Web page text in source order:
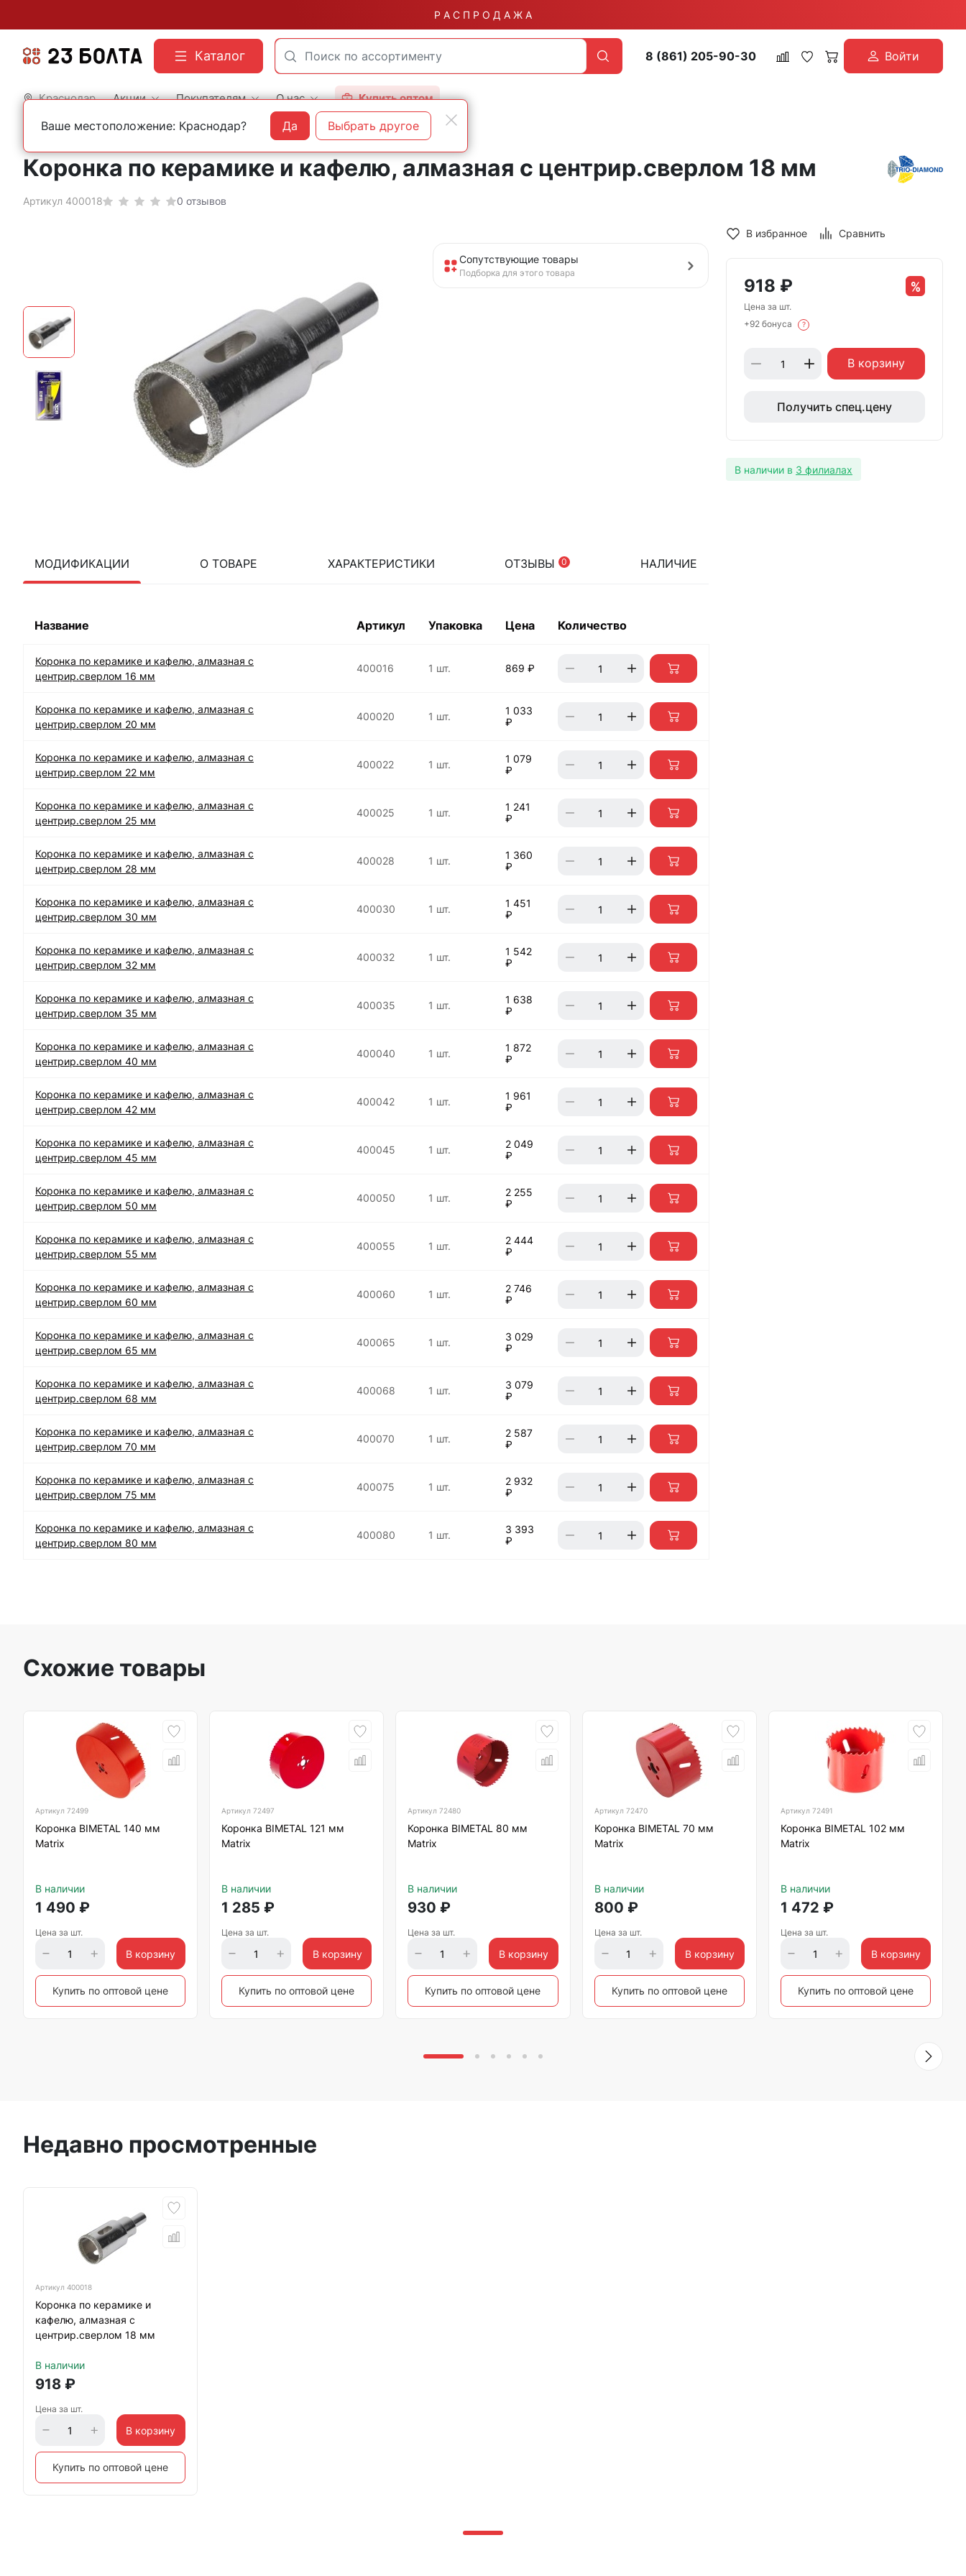
Р А С П Р О Д А Ж А
Каталог 8 (861) 205-90-30 Войти
Краснодар Акции Покупателям О нас Купить оптом
Главная Оснастка Коронки для дрели
Коронка по керамике и кафелю, алмазная с центрир.сверлом 18 мм
Артикул 400018 0 отзывов
Сопутствующие товары
Подборка для этого товара
МОДИФИКАЦИИ О ТОВАРЕ ХАРАКТЕРИСТИКИ ОТЗЫВЫ 0 НАЛИЧИЕ
Название Артикул Упаковка Цена Количество
Коронка по керамике и кафелю, алмазная с
центрир.сверлом 16 мм
400016 1 шт. 869 ₽
Коронка по керамике и кафелю, алмазная с
центрир.сверлом 20 мм
400020 1 шт.
1 033
₽
Коронка по керамике и кафелю, алмазная с
центрир.сверлом 22 мм
400022 1 шт.
1 079
₽
Коронка по керамике и кафелю, алмазная с
центрир.сверлом 25 мм
400025 1 шт.
1 241
₽
Коронка по керамике и кафелю, алмазная с
центрир.сверлом 28 мм
400028 1 шт.
1 360
₽
Коронка по керамике и кафелю, алмазная с
центрир.сверлом 30 мм
400030 1 шт.
1 451
₽
Коронка по керамике и кафелю, алмазная с
центрир.сверлом 32 мм
400032 1 шт.
1 542
₽
Коронка по керамике и кафелю, алмазная с
центрир.сверлом 35 мм
400035 1 шт.
1 638
₽
Коронка по керамике и кафелю, алмазная с
центрир.сверлом 40 мм
400040 1 шт.
1 872
₽
Коронка по керамике и кафелю, алмазная с
центрир.сверлом 42 мм
400042 1 шт.
1 961
₽
Коронка по керамике и кафелю, алмазная с
центрир.сверлом 45 мм
400045 1 шт.
2 049
₽
Коронка по керамике и кафелю, алмазная с
центрир.сверлом 50 мм
400050 1 шт.
2 255
₽
Коронка по керамике и кафелю, алмазная с
центрир.сверлом 55 мм
400055 1 шт.
2 444
₽
Коронка по керамике и кафелю, алмазная с
центрир.сверлом 60 мм
400060 1 шт.
2 746
₽
Коронка по керамике и кафелю, алмазная с
центрир.сверлом 65 мм
400065 1 шт.
3 029
₽
Коронка по керамике и кафелю, алмазная с
центрир.сверлом 68 мм
400068 1 шт.
3 079
₽
Коронка по керамике и кафелю, алмазная с
центрир.сверлом 70 мм
400070 1 шт.
2 587
₽
Коронка по керамике и кафелю, алмазная с
центрир.сверлом 75 мм
400075 1 шт.
2 932
₽
Коронка по керамике и кафелю, алмазная с
центрир.сверлом 80 мм
400080 1 шт.
3 393
₽
В избранное Сравнить
918 ₽
Цена за шт.
+92 бонуса
?
В корзину
Получить спец.цену
В наличии в 3 филиалах
Схожие товары
Артикул 72499
Коронка BIMETAL 140 мм
Matrix
В наличии
1 490 ₽
Цена за шт.
В корзину
Купить по оптовой цене
Артикул72497
Коронка BIMETAL 121 мм
Matrix
В наличии
1 285 ₽
Цена за шт.
В корзину
Купить по оптовой цене
Артикул72480
Коронка BIMETAL 80 мм
Matrix
В наличии
930 ₽
Цена за шт.
В корзину
Купить по оптовой цене
Артикул 72470
Коронка BIMETAL 70 мм
Matrix
В наличии
800 ₽
Цена за шт.
В корзину
Купить по оптовой цене
Артикул 72491
Коронка BIMETAL 102 мм
Matrix
В наличии
1 472 ₽
Цена за шт.
В корзину
Купить по оптовой цене
Недавно просмотренные
Артикул 400018
Коронка по керамике и
кафелю, алмазная с
центрир.сверлом 18 мм
В наличии
918 ₽
Цена за шт.
В корзину
Купить по оптовой цене
Ваше местоположение: Краснодар? Да Выбрать другое